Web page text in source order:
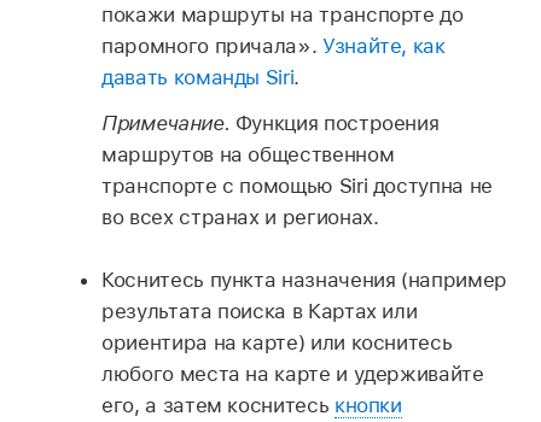
покажи маршруты на транспорте до
паромного причала». Узнайте, как
давать команды Siri.
Примечание. Функция построения
маршрутов на общественном
транспорте с помощью Siri доступна не
во всех странах и регионах.
Коснитесь пункта назначения (например
результата поиска в Картах или
ориентира на карте) или коснитесь
любого места на карте и удерживайте
его, а затем коснитесь кнопки